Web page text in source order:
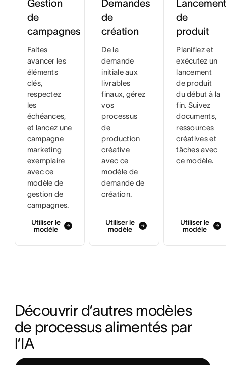
Gestion
de
campagnes
Faites
avancer les
éléments
clés,
respectez
les
échéances,
et lancez une
campagne
marketing
exemplaire
avec ce
modèle de
gestion de
campagnes.
Utiliser le
modèle
Demandes
de
création
De la
demande
initiale aux
livrables
finaux, gérez
vos
processus
de
production
créative
avec ce
modèle de
demande de
création.
Utiliser le
modèle
de
produit
Planifiez et
exécutez un
lancement
de produit
du début à la
fin. Suivez
documents,
ressources
créatives et
tâches avec
ce modèle.
Utiliser le
modèle
Découvrir d’autres modèles
de processus alimentés par
l’IA